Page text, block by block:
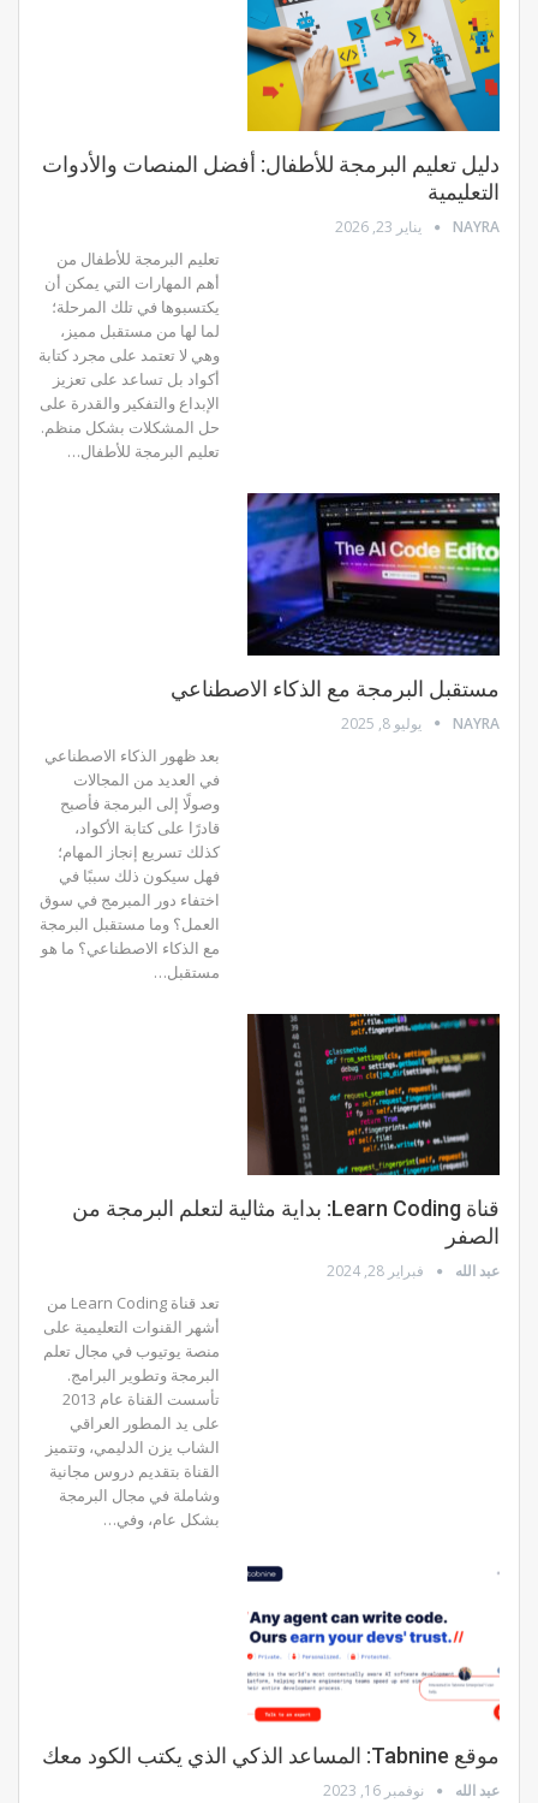
دليل تعليم البرمجة للأطفال: أفضل المنصات والأدوات
التعليمية
NAYRA يناير 23, 2026
تعليم البرمجة للأطفال من
أهم المهارات التي يمكن أن
يكتسبوها في تلك المرحلة؛
لما لها من مستقبل مميز،
وهي لا تعتمد على مجرد كتابة
أكواد بل تساعد على تعزيز
الإبداع والتفكير والقدرة على
حل المشكلات بشكل منظم.
تعليم البرمجة للأطفال…
مستقبل البرمجة مع الذكاء الاصطناعي
NAYRA يوليو 8, 2025
بعد ظهور الذكاء الاصطناعي
في العديد من المجالات
وصولًا إلى البرمجة فأصبح
قادرًا على كتابة الأكواد،
كذلك تسريع إنجاز المهام؛
فهل سيكون ذلك سببًا في
اختفاء دور المبرمج في سوق
العمل؟ وما مستقبل البرمجة
مع الذكاء الاصطناعي؟ ما هو
مستقبل…
قناة Learn Coding: بداية مثالية لتعلم البرمجة من
الصفر
عبد الله فبراير 28, 2024
تعد قناة Learn Coding من
أشهر القنوات التعليمية على
منصة يوتيوب في مجال تعلم
البرمجة وتطوير البرامج.
تأسست القناة عام 2013
على يد المطور العراقي
الشاب يزن الدليمي، وتتميز
القناة بتقديم دروس مجانية
وشاملة في مجال البرمجة
بشكل عام، وفي…
موقع Tabnine: المساعد الذكي الذي يكتب الكود معك
عبد الله نوفمبر 16, 2023